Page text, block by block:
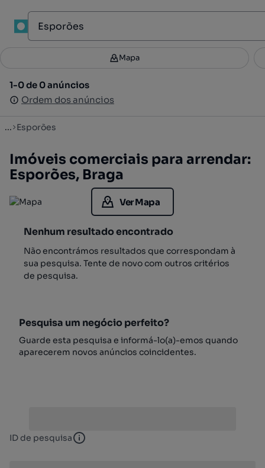
Filtros 3
1-0 de 0 anúncios
Ordem dos anúncios
Mapa
1-0 de 0 anúncios
Ordem dos anúncios
... Esporões
Imóveis comerciais para arrendar:
Esporões, Braga
Ver Mapa
Nenhum resultado encontrado
Não encontrámos resultados que correspondam à
sua pesquisa. Tente de novo com outros critérios
de pesquisa.
Pesquisa um negócio perfeito?
Guarde esta pesquisa e informá-lo(a)-emos quando
aparecerem novos anúncios coincidentes.
ID de pesquisa ID de pesquisa